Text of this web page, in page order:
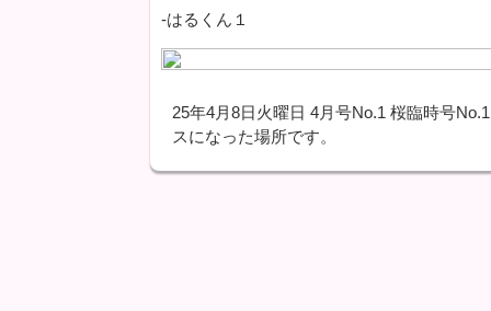
-はるくん１
25年4月8日火曜日 4月号No.1 桜臨時号
スになった場所です。